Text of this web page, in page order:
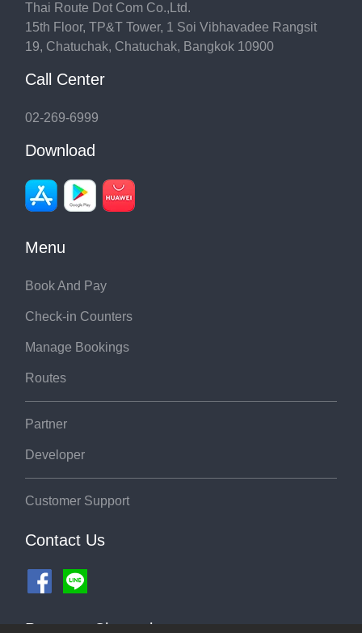
Thai Route Dot Com Co.,Ltd.
15th Floor, TP&T Tower, 1 Soi Vibhavadee Rangsit
19, Chatuchak, Chatuchak, Bangkok 10900
Call Center
02-269-6999
Download
Menu
Book And Pay
Check-in Counters
Manage Bookings
Routes
Partner
Developer
Customer Support
Contact Us
Payment Channel